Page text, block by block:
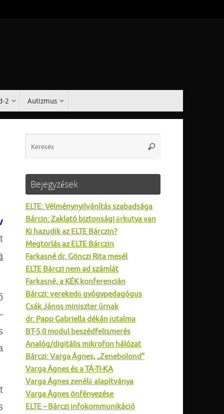
2 Autizmus
Keresés
Bejegyzések
ELTE: Vélménynyilvánítás szabadsága
Bárcin: Zaklató biztonsági őrkutya van
Ki hazudik az ELTE Bárczin?
Megtorlás az ELTE Bárczin
Farkasné dr. Gönczi Rita mesél
ELTE Bárczi nem ad számlát
Farkasné, a KÉK konferencián
Bárczi: verekedő gyógypedagógus
Csák János miniszter úrnak
dr. Papp Gabriella dékán jutalma
BT-5.0 modul beszédfelismerés
Analóg/digitális mikrofon hálózat
Bárczi: Varga Ágnes, „Zenebolond”
Varga Ágnes és a TÁ-TI-KA
Varga Ágnes zenélő alapítványa
Varga Ágnes önfényezése
ELTE – Bárczi infokommunikáció